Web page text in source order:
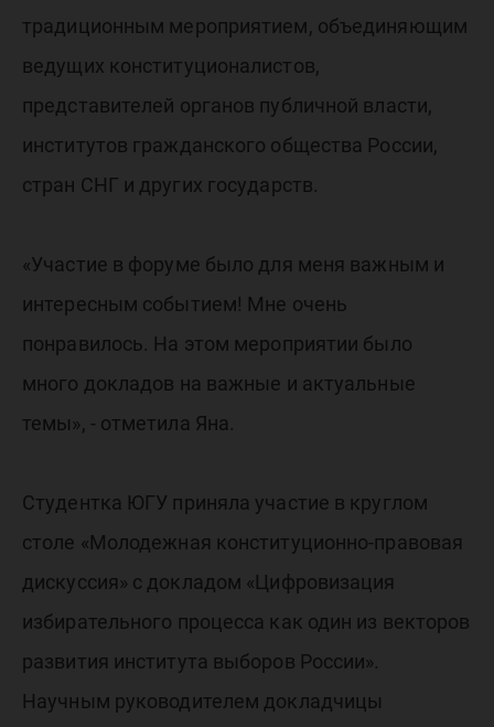
традиционным мероприятием, объединяющим
ведущих конституционалистов,
представителей органов публичной власти,
институтов гражданского общества России,
стран СНГ и других государств.
«Участие в форуме было для меня важным и
интересным событием! Мне очень
понравилось. На этом мероприятии было
много докладов на важные и актуальные
темы», - отметила Яна.
Студентка ЮГУ приняла участие в круглом
столе «Молодежная конституционно-правовая
дискуссия» с докладом «Цифровизация
избирательного процесса как один из векторов
развития института выборов России».
Научным руководителем докладчицы